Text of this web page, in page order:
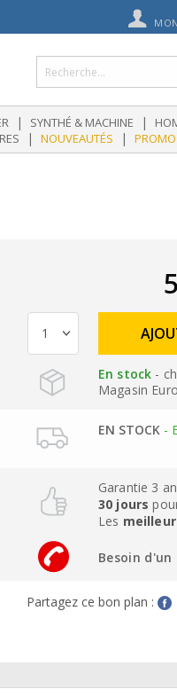
| SYNTHÉ & MACHINE |
| NOUVEAUTÉS | PROMO
En stock -
Magasin
EN STOCK-
Garantie 3
30 jours
Les
Besoin d'un
Partagez ce bon plan :